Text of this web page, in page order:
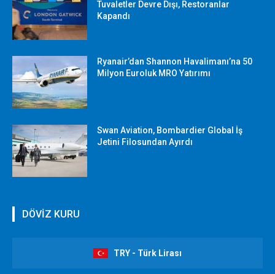
Tuvaletler Devre Dışı, Restoranlar
Kapandı
Ryanair’dan Shannon Havalimanı’na 50
Milyon Euroluk MRO Yatırımı
Swan Aviation, Bombardier Global İş
Jetini Filosundan Ayırdı
DÖVİZ KURU
TRY - Türk Lirası